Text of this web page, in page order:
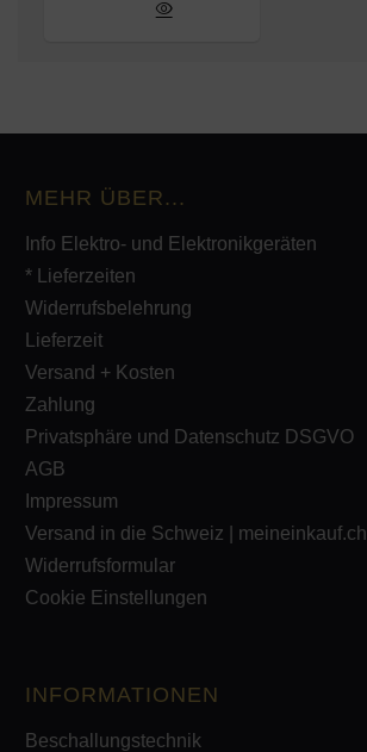
MEHR ÜBER...
Info Elektro- und Elektronikgeräten
* Lieferzeiten
Widerrufsbelehrung
Lieferzeit
Versand + Kosten
Zahlung
Privatsphäre und Datenschutz DSGVO
AGB
Impressum
Versand in die Schweiz | meineinkauf.ch
Widerrufsformular
Cookie Einstellungen
INFORMATIONEN
Beschallungstechnik